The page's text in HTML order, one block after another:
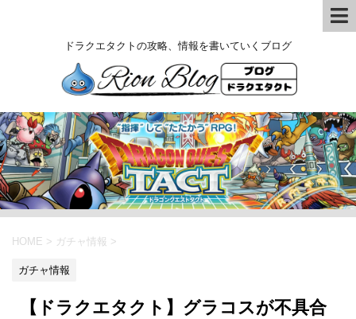
ドラクエタクトの攻略、情報を書いていくブログ
HOME > ガチャ情報 >
ガチャ情報
【ドラクエタクト】グラコスが不具合